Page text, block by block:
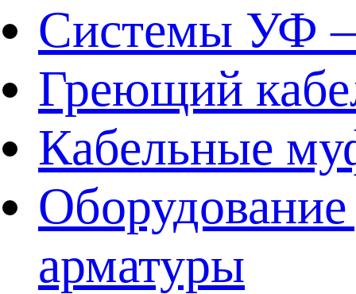
Системы УФ –
Греющий
Кабельные
арматуры